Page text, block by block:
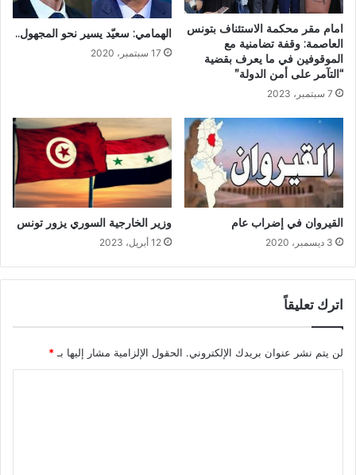
امام مقر محكمة الاستئناف بتونس
العاصمة: وقفة تضامنية مع
الموقوفين في ما يعرف بقضية
“التآمر على أمن الدولة”
7 سبتمبر، 2023
الهمامي: سعيّد يسير نحو المجهول..
17 سبتمبر، 2020
القيروان في إضراب عام
3 ديسمبر، 2020
وزير الخارجية السوري يزور تونس
12 أبريل، 2023
اترك تعليقاً
لن يتم نشر عنوان بريدك الإلكتروني. الحقول الإلزامية مشار إليها بـ *